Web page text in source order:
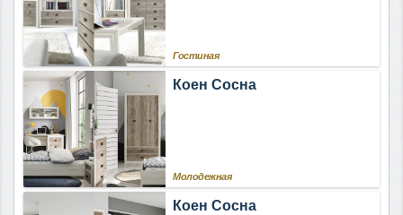
Гостиная
Коен Сосна
Молодежная
Коен Сосна